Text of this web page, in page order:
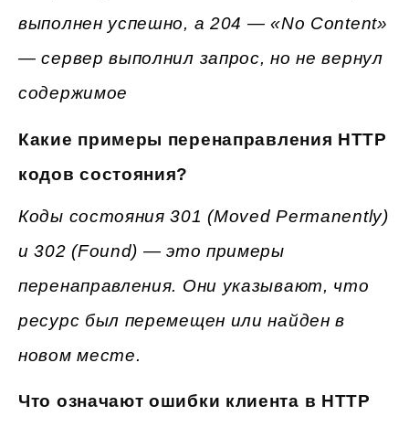
выполнен успешно, а 204 — «No Content»
— сервер выполнил запрос, но не вернул
содержимое
Какие примеры перенаправления HTTP
кодов состояния?
Коды состояния 301 (Moved Permanently)
и 302 (Found) — это примеры
перенаправления. Они указывают, что
ресурс был перемещен или найден в
новом месте.
Что означают ошибки клиента в HTTP